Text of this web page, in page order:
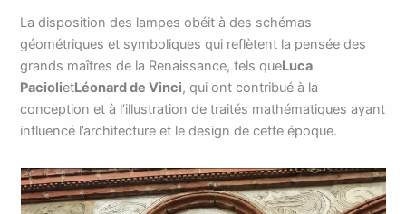
La disposition des lampes obéit à des schémas
géométriques et symboliques qui reflètent la pensée des
grands maîtres de la Renaissance, tels queLuca
PaciolietLéonard de Vinci, qui ont contribué à la
conception et à l’illustration de traités mathématiques ayant
influencé l’architecture et le design de cette époque.